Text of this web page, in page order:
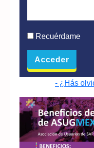
Recuérdame
- ¿Hás